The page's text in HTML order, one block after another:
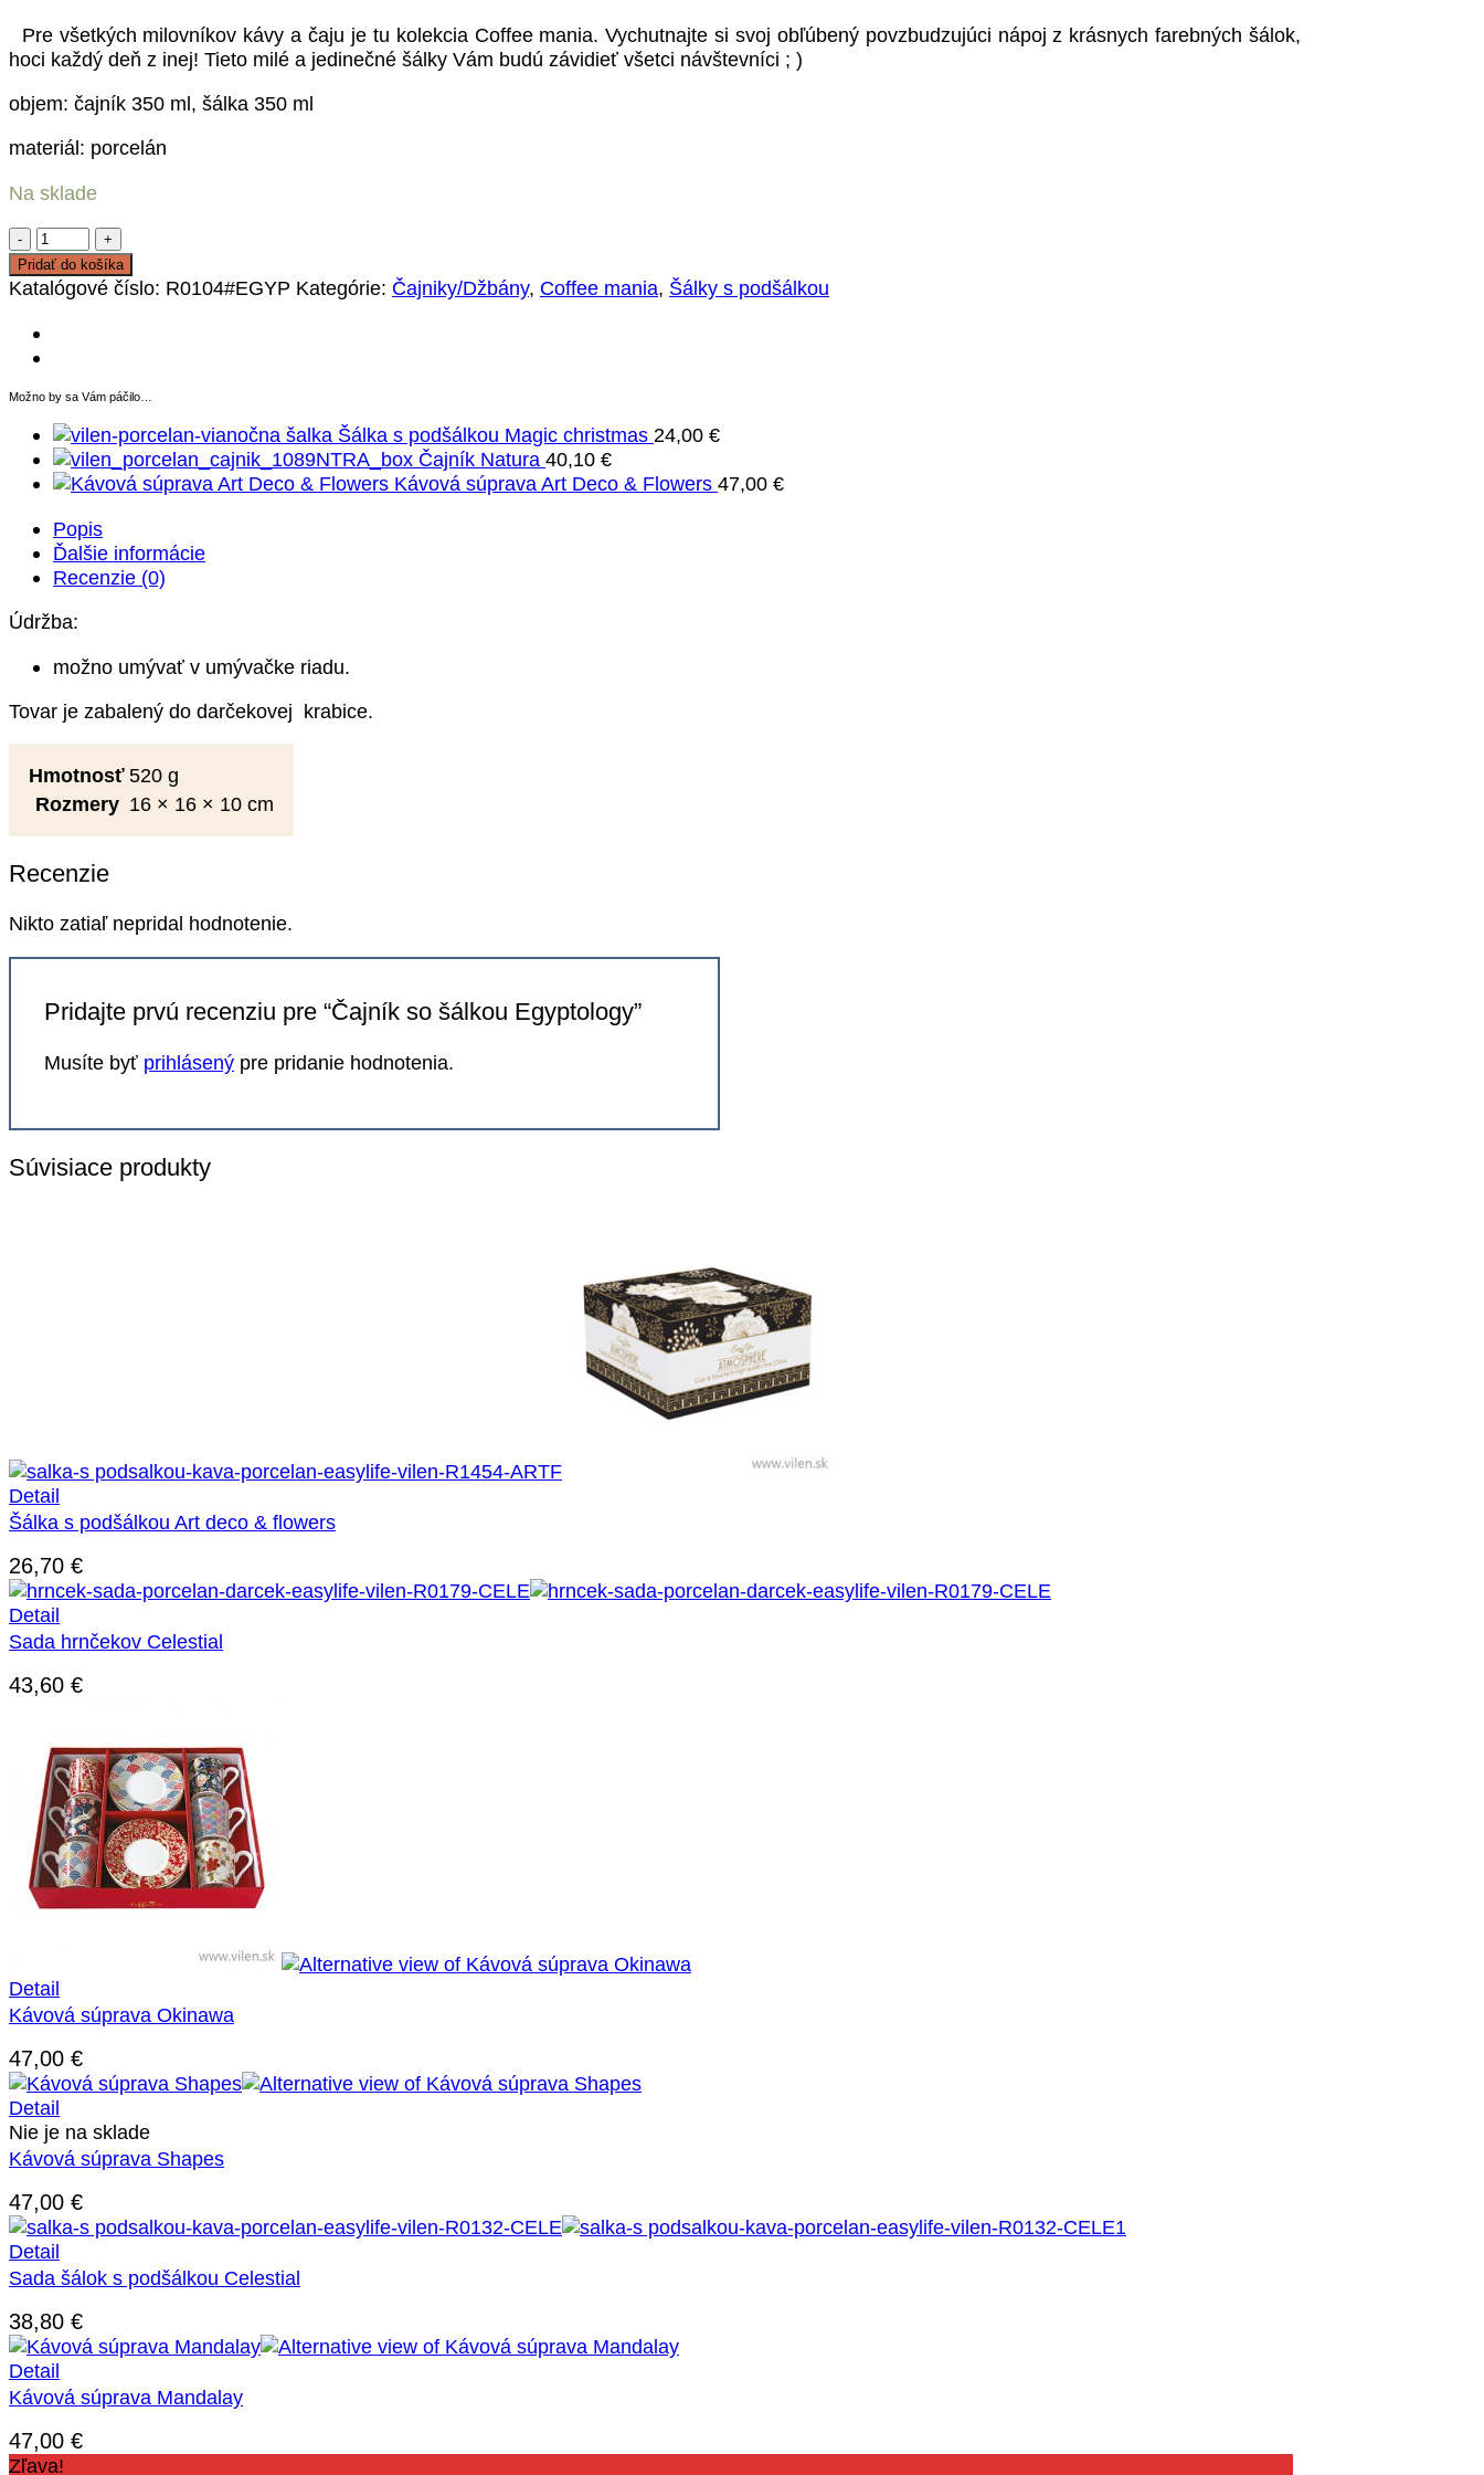
Pre všetkých milovníkov kávy a čaju je tu kolekcia Coffee mania. Vychutnajte si svoj obľúbený povzbudzujúci nápoj z krásnych farebných šálok,
hoci každý deň z inej! Tieto milé a jedinečné šálky Vám budú závidieť všetci návštevníci ; )
objem: čajník 350 ml, šálka 350 ml
materiál: porcelán
Na sklade
množstvo
Čajník
so
Egyptology
Pridať do košíka
Katalógové číslo: R0104#EGYP Kategórie: Čajniky/Džbány, Coffee mania, Šálky s podšálkou
Možno by sa Vám páčilo…
Šálka s podšálkou Magic christmas 24,00 €
Čajník Natura 40,10 €
Kávová súprava Art Deco & Flowers 47,00 €
Popis
Ďalšie informácie
Recenzie (0)
Údržba:
možno umývať v umývačke riadu.
Tovar je zabalený do darčekovej krabice.
Hmotnosť520 g
Rozmery 16 × 16 × 10 cm
Recenzie
Nikto zatiaľ nepridal hodnotenie.
Pridajte prvú recenziu pre “Čajník so šálkou Egyptology”
Musíte byť prihlásený pre pridanie hodnotenia.
Súvisiace produkty
Detail
Šálka s podšálkou Art deco & flowers
26,70 €
Detail
Sada hrnčekov Celestial
43,60 €
Detail
Kávová súprava Okinawa
47,00 €
Detail
Nie je na sklade
Kávová súprava Shapes
47,00 €
Detail
Sada šálok s podšálkou Celestial
38,80 €
Detail
Kávová súprava Mandalay
47,00 €
Zľava!